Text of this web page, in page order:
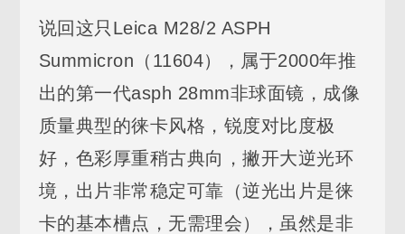
说回这只Leica M28/2 ASPH
Summicron（11604），属于2000年推
出的第一代asph 28mm非球面镜，成像
质量典型的徕卡风格，锐度对比度极
好，色彩厚重稍古典向，撇开大逆光环
境，出片非常稳定可靠（逆光出片是徕
卡的基本槽点，无需理会），虽然是非